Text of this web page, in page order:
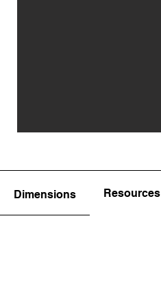
Dimensions Resources